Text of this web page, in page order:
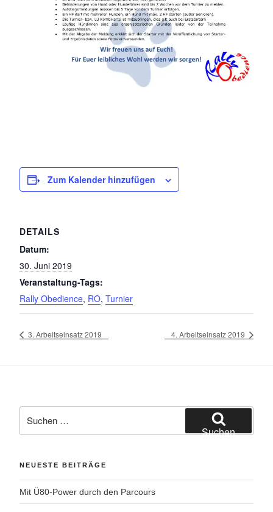
Zum Kalender hinzufügen
DETAILS
Datum:
30. Juni 2019
Veranstaltung-Tags:
Rally Obedience, RO, Turnier
3. Arbeitseinsatz 2019 4. Arbeitseinsatz 2019
Suchen
NEUESTE BEITRÄGE
Mit Ü80-Power durch den Parcours